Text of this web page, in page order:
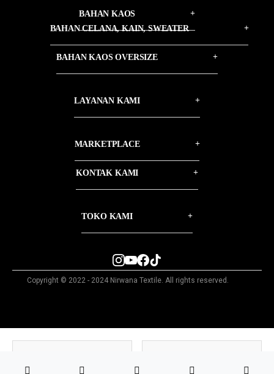
BAHAN KAOS
BAHAN KAOS OVERSIZE
BAHAN CELANA, KAIN, SWEATER
LAYANAN KAMI
MARKETPLACE
KONTAK KAMI
TOKO KAMI
Copyright © 2022 - 2024 Nirwana Textile. All rights reserved.